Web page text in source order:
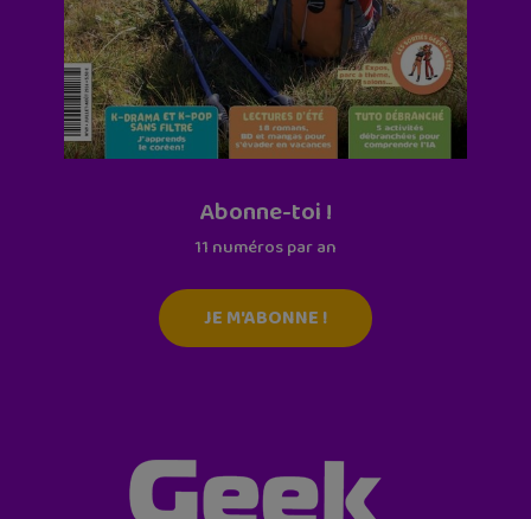
Abonne-toi !
11 numéros par an
JE M'ABONNE !